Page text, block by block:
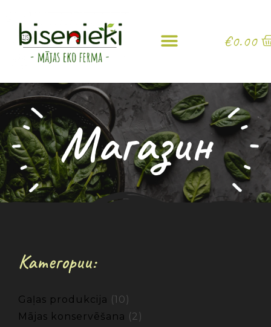
€0.00
Магазин
Категории:
Gaļas produkcija
10
Mājas konservēšana
2